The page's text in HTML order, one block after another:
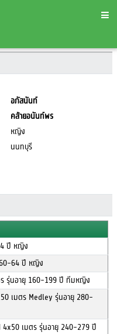
อภัสนันท์
คล้ายอนันท์พร
หญิง
นนทบุรี
ปี หญิง
64 ปี หญิง
รุ่นอายุ 160-199 ปี ทีมหญิง
เมตร Medley รุ่นอายุ 280-
4x50 เมตร รุ่นอายุ 240-279 ปี